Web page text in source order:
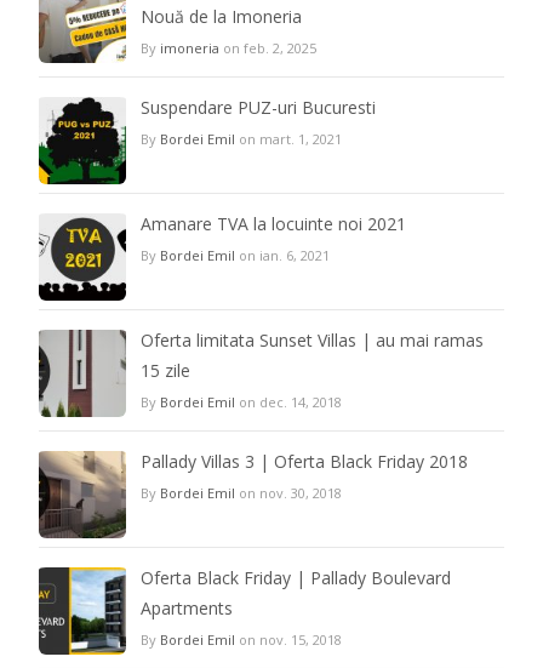
Nouă de la Imoneria
By imoneria on feb. 2, 2025
Suspendare PUZ-uri Bucuresti
By Bordei Emil on mart. 1, 2021
Amanare TVA la locuinte noi 2021
By Bordei Emil on ian. 6, 2021
Oferta limitata Sunset Villas | au mai ramas
15 zile
By Bordei Emil on dec. 14, 2018
Pallady Villas 3 | Oferta Black Friday 2018
By Bordei Emil on nov. 30, 2018
Oferta Black Friday | Pallady Boulevard
Apartments
By Bordei Emil on nov. 15, 2018